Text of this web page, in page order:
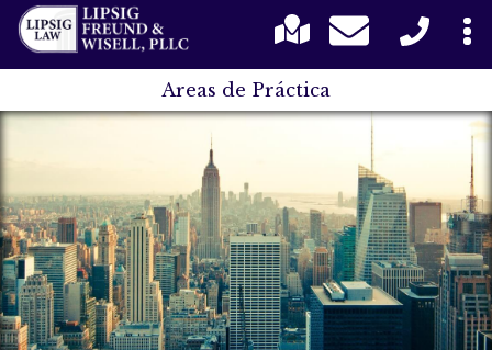
Areas de Práctica